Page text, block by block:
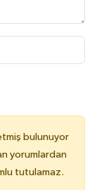
bulunuyor
yorumlardan
tutulamaz.